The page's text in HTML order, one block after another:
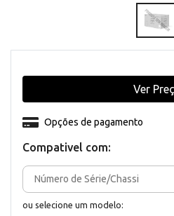
Compativel com:
ou selecione um modelo:
Opções de pagamento
Ver